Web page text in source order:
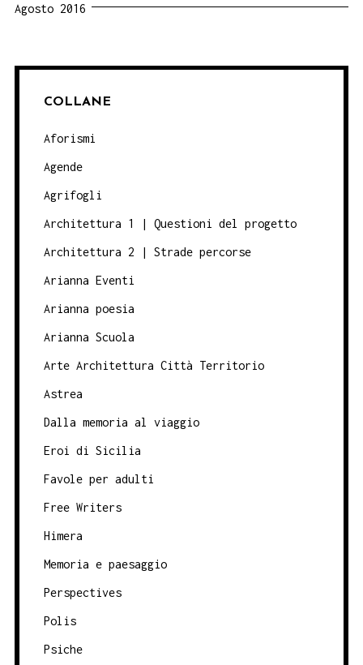
Agosto 2016
COLLANE
Aforismi
Agende
Agrifogli
Architettura 1 | Questioni del progetto
Architettura 2 | Strade percorse
Arianna Eventi
Arianna poesia
Arianna Scuola
Arte Architettura Città Territorio
Astrea
Dalla memoria al viaggio
Eroi di Sicilia
Favole per adulti
Free Writers
Himera
Memoria e paesaggio
Perspectives
Polis
Psiche